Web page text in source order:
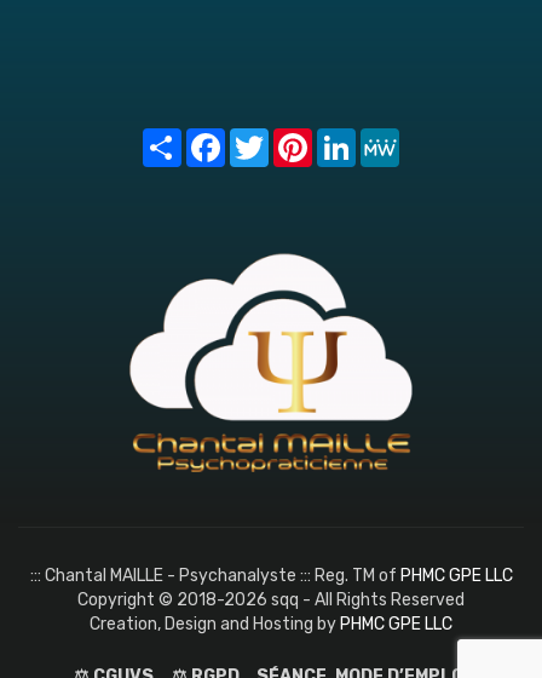
Share FacebookTwitterPinterest
LinkedIn
::: Chantal MAILLE - Psychanalyste ::: Reg. TM of PHMC GPE LLC
Copyright © 2018-2026 sqq - All Rights Reserved
Creation, Design and Hosting by PHMC GPE LLC